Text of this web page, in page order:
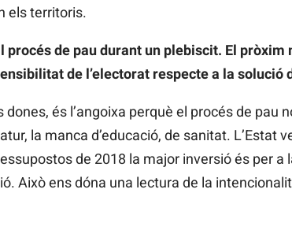
els territoris.
procés de pau durant un plebiscit. El pròxim
de l’electorat respecte a la solució
és l’angoixa perquè el procés de pau
la manca d’educació, de sanitat. L’Estat
de 2018 la major inversió és per a
Això ens dóna una lectura de la